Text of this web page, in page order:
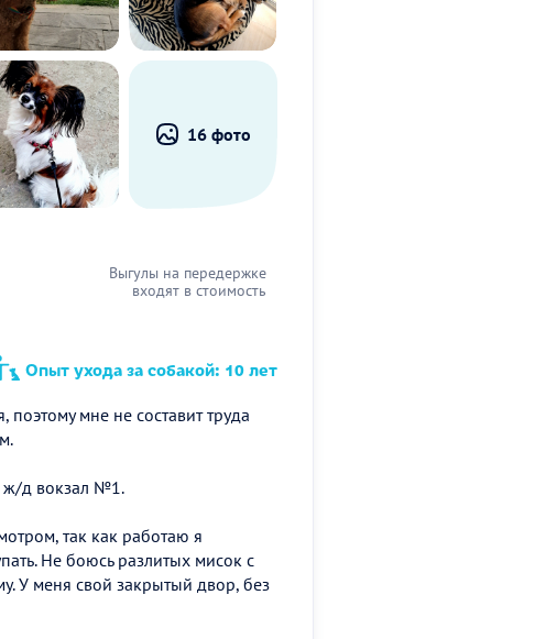
16 фото
Выгулы на передержке
входят в стоимость
Опыт ухода за собакой: 10 лет
мне не составит труда
ж/д вокзал №1.
так как работаю я
Не боюсь разлитых мисок с
У меня свой закрытый двор, без